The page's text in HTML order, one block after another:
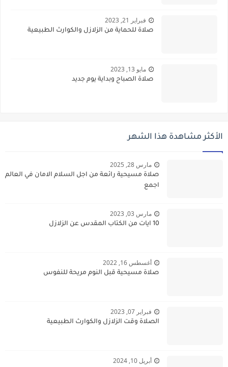
فبراير 21, 2023
صلاة للحماية من الزلازل والكوارث الطبيعية
مايو 13, 2023
صلاة الصباح وبداية يوم جديد
الأكثر مشاهدة هذا الشهر
مارس 28, 2025
صلاة مسيحية رائعة من اجل السلام الامان في العالم
اجمع
مارس 03, 2023
10 ايات من الكتاب المقدس عن الزلازل
أغسطس 16, 2022
صلاة مسيحية قبل النوم مريحة للنفوس
فبراير 07, 2023
الصلاة وقت الزلازل والكوارث الطبيعية
أبريل 10, 2024